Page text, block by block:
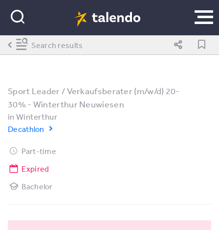
Sport Leader / Verkaufsberater (m/w/d) 20-
30% - Winterthur Neuwiesen
inWinterthur
Decathlon
Part-time
Expired
Bachelor
Search results